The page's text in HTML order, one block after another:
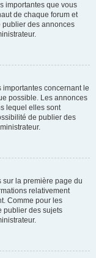
importantes que vous
de chaque forum et
publier des annonces
concernant le
possible. Les annonces
lequel elles sont
de publier des
la première page du
relativement
Comme pour les
publier des sujets